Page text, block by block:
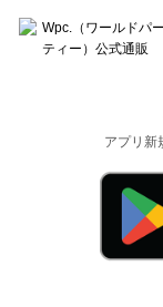
アプリ新